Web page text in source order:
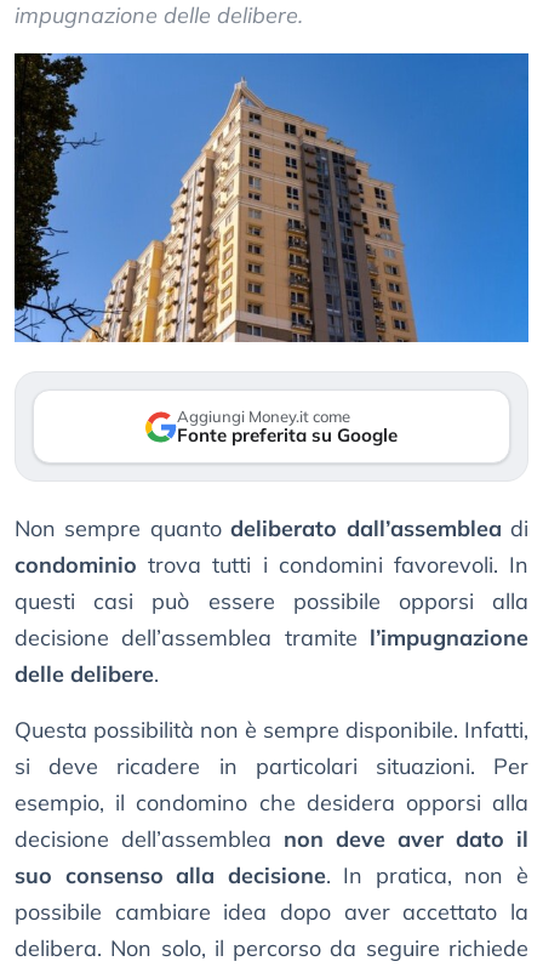
impugnazione delle delibere.
Aggiungi Money.it come
Fonte preferita su Google
Non sempre quantodeliberato dall’assembleadi
condominiotrova tutti i condomini favorevoli. In
questi casi può essere possibile opporsi alla
decisione dell’assemblea tramite l’impugnazione
delle delibere.
Questa possibilità non è sempre disponibile. Infatti,
si deve ricadere in particolari situazioni. Per
esempio, il condomino che desidera opporsi alla
decisione dell’assemblea non deve aver dato il
suo consenso alla decisione. In pratica, non è
possibile cambiare idea dopo aver accettato la
delibera. Non solo, il percorso da seguire richiede